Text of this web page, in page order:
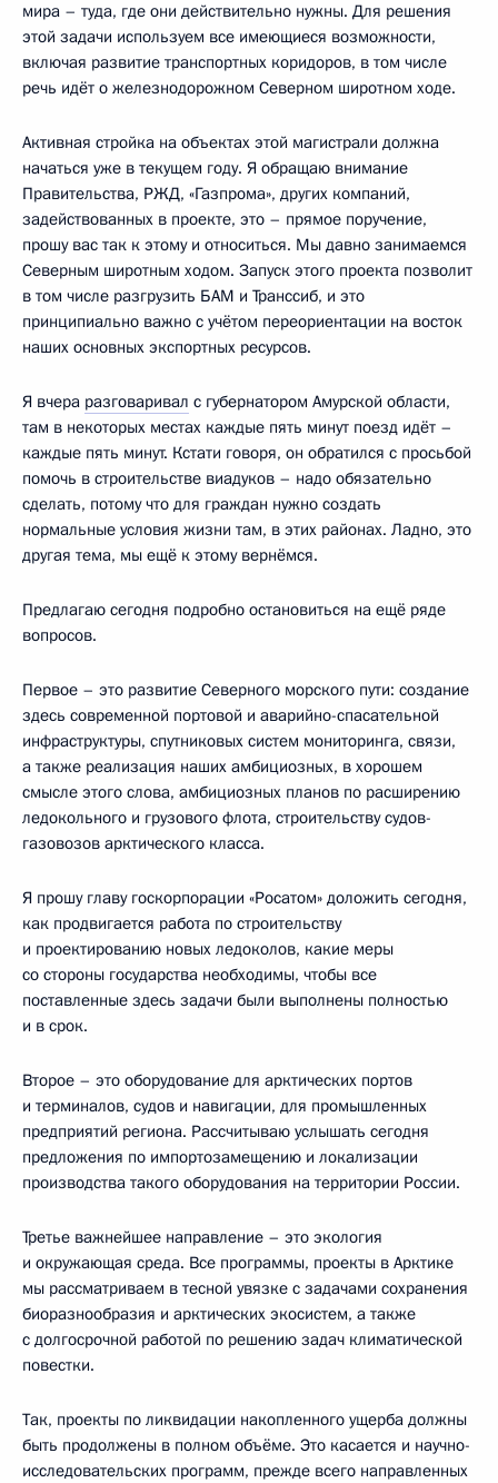
мира – туда, где они действительно нужны. Для решения
этой задачи используем все имеющиеся возможности,
включая развитие транспортных коридоров, в том числе
речь идёт о железнодорожном Северном широтном ходе.
Активная стройка на объектах этой магистрали должна
начаться уже в текущем году. Я обращаю внимание
Правительства, РЖД, «Газпрома», других компаний,
задействованных в проекте, это – прямое поручение,
прошу вас так к этому и относиться. Мы давно занимаемся
Северным широтным ходом. Запуск этого проекта позволит
в том числе разгрузить БАМ и Транссиб, и это
принципиально важно с учётом переориентации на восток
наших основных экспортных ресурсов.
Я вчера разговаривал с губернатором Амурской области,
там в некоторых местах каждые пять минут поезд идёт –
каждые пять минут. Кстати говоря, он обратился с просьбой
помочь в строительстве виадуков – надо обязательно
сделать, потому что для граждан нужно создать
нормальные условия жизни там, в этих районах. Ладно, это
другая тема, мы ещё к этому вернёмся.
Предлагаю сегодня подробно остановиться на ещё ряде
вопросов.
Первое – это развитие Северного морского пути: создание
здесь современной портовой и аварийно-спасательной
инфраструктуры, спутниковых систем мониторинга, связи,
а также реализация наших амбициозных, в хорошем
смысле этого слова, амбициозных планов по расширению
ледокольного и грузового флота, строительству судов-
газовозов арктического класса.
Я прошу главу госкорпорации «Росатом» доложить сегодня,
как продвигается работа по строительству
и проектированию новых ледоколов, какие меры
со стороны государства необходимы, чтобы все
поставленные здесь задачи были выполнены полностью
и в срок.
Второе – это оборудование для арктических портов
и терминалов, судов и навигации, для промышленных
предприятий региона. Рассчитываю услышать сегодня
предложения по импортозамещению и локализации
производства такого оборудования на территории России.
Третье важнейшее направление – это экология
и окружающая среда. Все программы, проекты в Арктике
мы рассматриваем в тесной увязке с задачами сохранения
биоразнообразия и арктических экосистем, а также
с долгосрочной работой по решению задач климатической
повестки.
Так, проекты по ликвидации накопленного ущерба должны
быть продолжены в полном объёме. Это касается и научно-
исследовательских программ, прежде всего направленных